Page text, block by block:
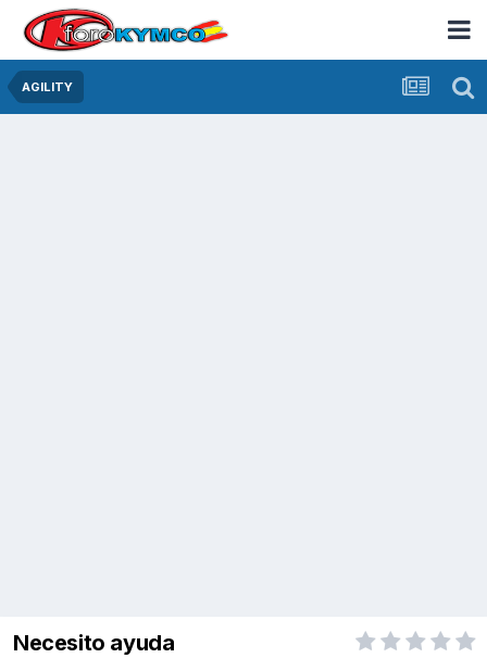
AGILITY
Necesito ayuda